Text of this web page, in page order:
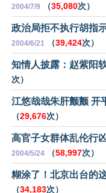
2004/7/9 （35,080次）
政治局拒不执行胡指
2004/6/21 （39,424次）
知情人披露：赵紫阳
次）
江悠哉哉朱肝颤颤 开
（29,676次）
高官子女群体乱伦行
2004/5/24 （58,997次）
糊涂了！北京出台的
（34,183次）